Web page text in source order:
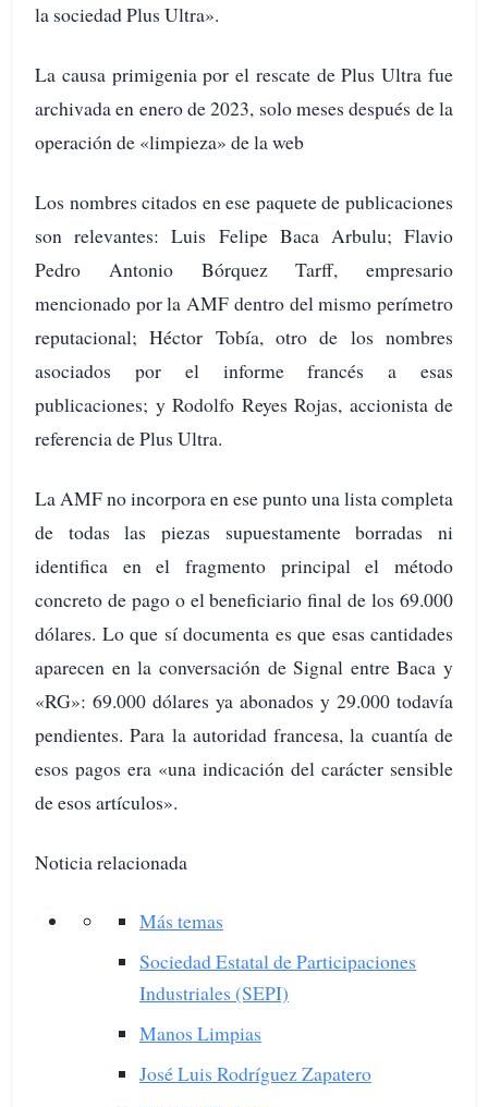
la sociedad Plus Ultra».
La causa primigenia por el rescate de Plus Ultra fue
archivada en enero de 2023, solo meses después de la
operación de «limpieza» de la web
Los nombres citados en ese paquete de publicaciones
son relevantes: Luis Felipe Baca Arbulu; Flavio
Pedro Antonio Bórquez Tarff, empresario
mencionado por la AMF dentro del mismo perímetro
reputacional; Héctor Tobía, otro de los nombres
asociados por el informe francés a esas
publicaciones; y Rodolfo Reyes Rojas, accionista de
referencia de Plus Ultra.
La AMF no incorpora en ese punto una lista completa
de todas las piezas supuestamente borradas ni
identifica en el fragmento principal el método
concreto de pago o el beneficiario final de los 69.000
dólares. Lo que sí documenta es que esas cantidades
aparecen en la conversación de Signal entre Baca y
«RG»: 69.000 dólares ya abonados y 29.000 todavía
pendientes. Para la autoridad francesa, la cuantía de
esos pagos era «una indicación del carácter sensible
de esos artículos».
Noticia relacionada
Más temas
Sociedad Estatal de Participaciones
Industriales (SEPI)
Manos Limpias
José Luis Rodríguez Zapatero